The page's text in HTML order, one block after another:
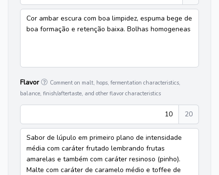
Cor ambar escura com boa limpidez, espuma bege de
boa formação e retenção baixa. Bolhas homogeneas
Flavor
Comment on malt, hops, fermentation characteristics,
balance, finish/aftertaste, and other flavor characteristics
10 20
Sabor de lúpulo em primeiro plano de intensidade
média com caráter frutado lembrando frutas
amarelas e também com caráter resinoso (pinho).
Malte com caráter de caramelo médio e toffee de